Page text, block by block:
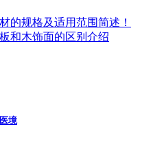
的规格及适用范围简述！
和木饰面的区别介绍
境